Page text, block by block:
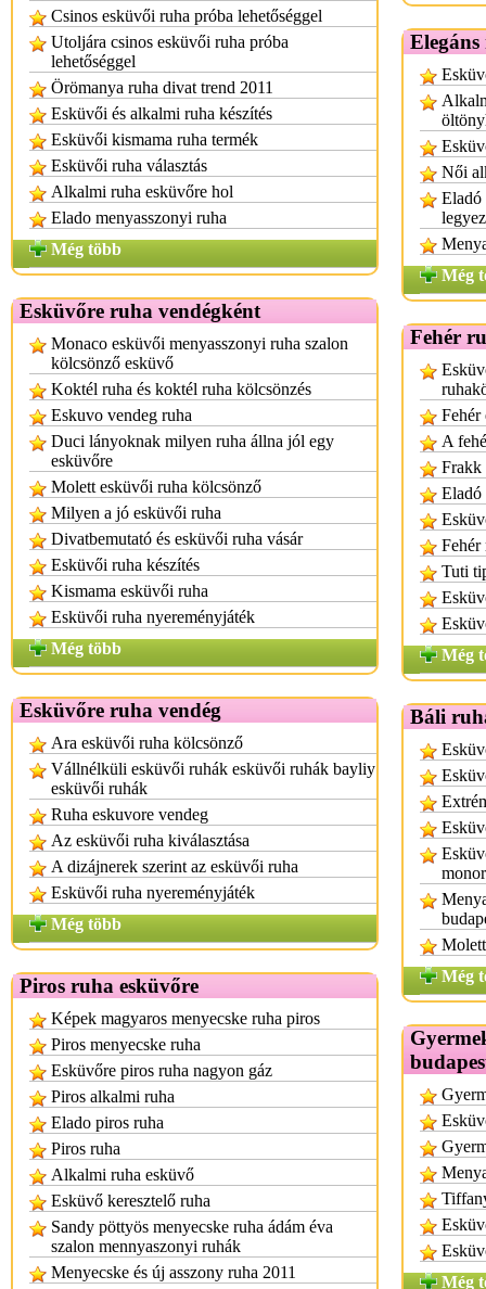
Csinos esküvői ruha próba lehetőséggel
Utoljára csinos esküvői ruha próba
lehetőséggel
Örömanya ruha divat trend 2011
Esküvői és alkalmi ruha készítés
Esküvői kismama ruha termék
Esküvői ruha választás
Alkalmi ruha esküvőre hol
Elado menyasszonyi ruha
Még több
Esküvőre ruha vendégként
Monaco esküvői menyasszonyi ruha szalon
kölcsönző esküvő
Koktél ruha és koktél ruha kölcsönzés
Eskuvo vendeg ruha
Duci lányoknak milyen ruha állna jól egy
esküvőre
Molett esküvői ruha kölcsönző
Milyen a jó esküvői ruha
Divatbemutató és esküvői ruha vásár
Esküvői ruha készítés
Kismama esküvői ruha
Esküvői ruha nyereményjáték
Még több
Esküvőre ruha vendég
Ara esküvői ruha kölcsönző
Vállnélküli esküvői ruhák esküvői ruhák bayliy
esküvői ruhák
Ruha eskuvore vendeg
Az esküvői ruha kiválasztása
A dizájnerek szerint az esküvői ruha
Esküvői ruha nyereményjáték
Még több
Piros ruha esküvőre
Képek magyaros menyecske ruha piros
Piros menyecske ruha
Esküvőre piros ruha nagyon gáz
Piros alkalmi ruha
Elado piros ruha
Piros ruha
Alkalmi ruha esküvő
Esküvő keresztelő ruha
Sandy pöttyös menyecske ruha ádám éva
szalon mennyaszonyi ruhák
Menyecske és új asszony ruha 2011
Női
Eladó
Még
Fehér
Fehér
A
Frakk
Eladó
Fehér
Tuti
Még
Báli
Még
Még